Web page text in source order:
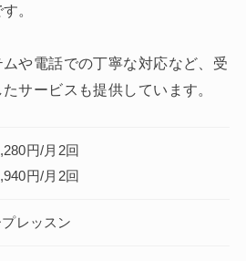
。
や電話での丁寧な対応など、受
サービスも提供しています。
円/月2回
円/月2回
レッスン